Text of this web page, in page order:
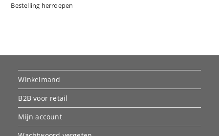
Bestelling herroepen
Winkelmand
B2B voor retail
Mijn account